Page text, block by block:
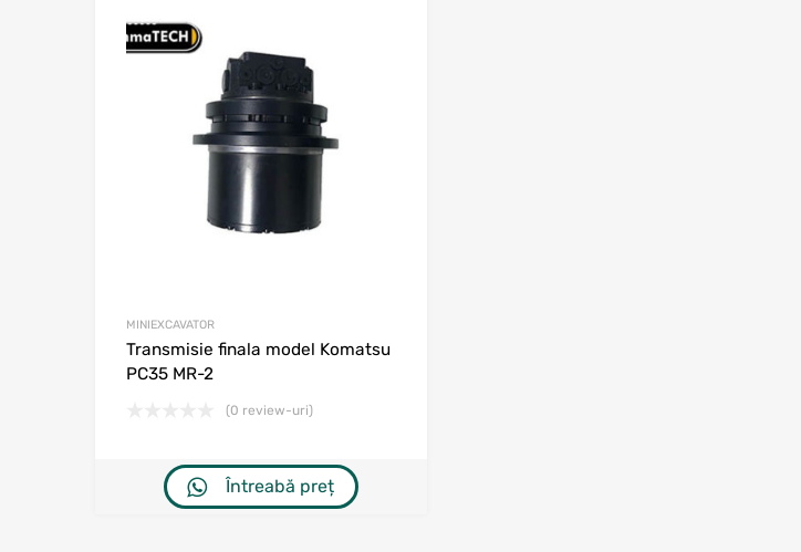
MINIEXCAVATOR
Transmisie finala model Komatsu
PC35 MR-2
(0 review-uri)
Întreabă preț